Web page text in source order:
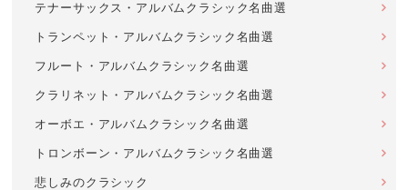
テナーサックス・アルバムクラシック名曲選
トランペット・アルバムクラシック名曲選
フルート・アルバムクラシック名曲選
クラリネット・アルバムクラシック名曲選
オーボエ・アルバムクラシック名曲選
トロンボーン・アルバムクラシック名曲選
悲しみのクラシック